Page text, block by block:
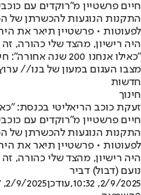
חיים פרשטיין מ"רוקדים עם
התקנות הנוגעות להכשרתן של
לפעוטות • פרשטיין תיאר את
היה רישיון, מהצד שלי כהורה,
"כאילו אנחנו 200
מצבו העגום במעון של בנו//
חדשות
חינוך
זעקת כוכב הריאליטי בכנסת: "כאילו אנחנו 200 שנה
חיים פרשטיין מ"רוקדים עם
התקנות הנוגעות להכשרתן של
לפעוטות • פרשטיין תיאר את
היה רישיון, מהצד שלי כהורה,
נועם (דבול) דביר
2/9/2025, 10:32
,עודכן2/9/2025, 13:37